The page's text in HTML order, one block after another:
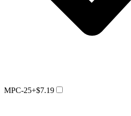
MPC-25+$7.19